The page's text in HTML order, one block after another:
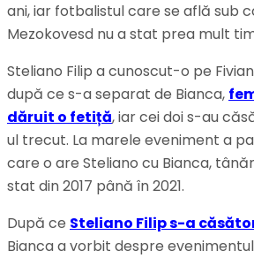
ani, iar fotbalistul care se află sub
Mezokovesd nu a stat prea mult
Steliano Filip a cunoscut-o pe
după ce s-a separat de Bianca,
dăruit o fetiță, iar cei doi s-au
ul trecut. La marele eveniment a
care o are Steliano cu Bianca,
stat din 2017 până în 2021.
După ce Steliano Filip s-a
Bianca a vorbit despre